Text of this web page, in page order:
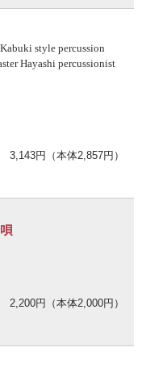
Kabuki style percussion
Hayashi percussionist
3,143円（本体2,857円）
2,200円（本体2,000円）